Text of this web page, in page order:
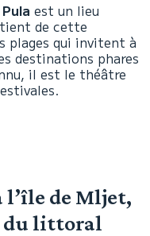
Pula est un lieu
de cette
plages qui invitent à
destinations phares
il est le théâtre
l’île de Mljet,
du littoral